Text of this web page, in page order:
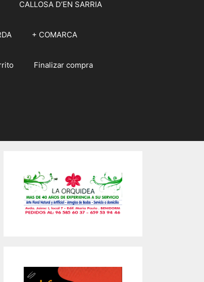
CALLOSA D’EN SARRIA
+ COMARCA
Finalizar compra